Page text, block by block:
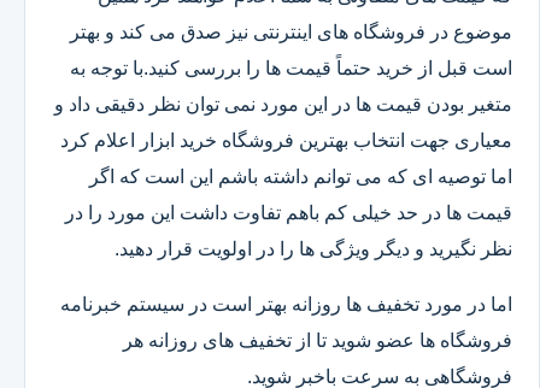
موضوع در فروشگاه های اینترنتی نیز صدق می کند و بهتر
است قبل از خرید حتماً قیمت ها را بررسی کنید.با توجه به
متغیر بودن قیمت ها در این مورد نمی توان نظر دقیقی داد و
معیاری جهت انتخاب بهترین فروشگاه خرید ابزار اعلام کرد
اما توصیه ای که می توانم داشته باشم این است که اگر
قیمت ها در حد خیلی کم باهم تفاوت داشت این مورد را در
نظر نگیرید و دیگر ویژگی ها را در اولویت قرار دهید.
اما در مورد تخفیف ها روزانه بهتر است در سیستم خبرنامه
فروشگاه ها عضو شوید تا از تخفیف های روزانه هر
فروشگاهی به سرعت باخبر شوید.